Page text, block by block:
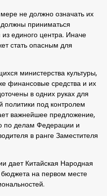
не должно означать их
приниматься
из единого центра. Иначе
стать опасным для
министерства культуры,
финансовые средства и их
в одних руках для
политики под контролем
важнейшее предложение,
по делам Федерации и
в ранге Заместителя
дает Китайская Народная
бюджета на первом месте